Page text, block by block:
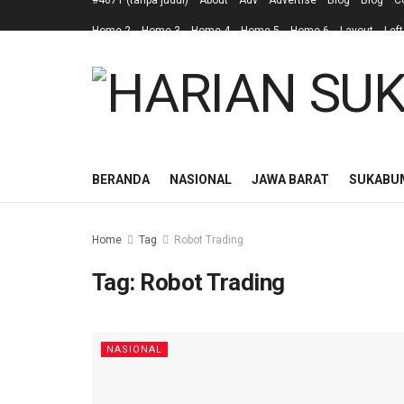
Home 2 Home 3 Home 4 Home 5 Home 6 Layout
BERANDA NASIONAL JAWA BARAT
Home Tag Robot Trading
Tag: Robot Trading
NASIONAL